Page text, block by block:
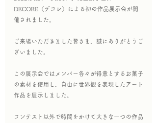
DECORE（デコレ）による初の作品展示会が開
催されました。
ご来場いただきました皆さま、誠にありがとうご
ざいました。
この展示会ではメンバー各々が得意とするお菓子
の素材を使用し、自由に世界観を表現したアート
作品を展示しました。
コンテスト以外で時間をかけて大きな一つの作品